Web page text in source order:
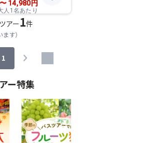
〜14,980円
人1名あたり
アー1件
す）
1 chevron_right
ー特集